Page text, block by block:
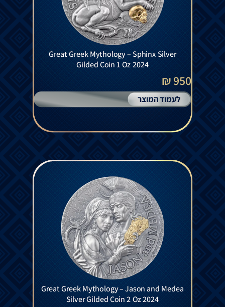
Great Greek Mythology – Sphinx Silver
Gilded Coin 1 Oz 2024
950 ₪
לעמוד המוצר
Great Greek Mythology – Jason and Medea
Silver Gilded Coin 2 Oz 2024